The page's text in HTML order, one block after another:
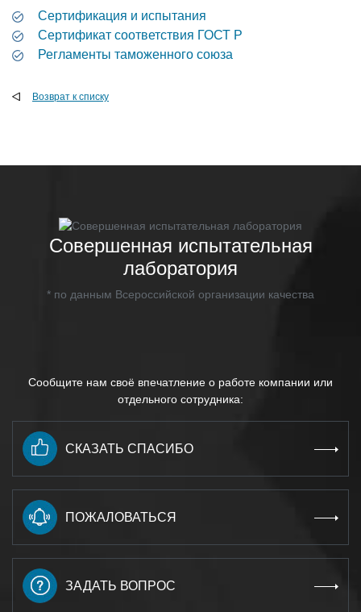
Сертификация и испытания
Cертификат соответствия ГОСТ Р
Регламенты таможенного союза
Возврат к списку
Совершенная испытательная
лаборатория
* по данным Всероссийской организации качества
Сообщите нам своё впечатление о работе компании или
отдельного сотрудника:
СКАЗАТЬ СПАСИБО
ПОЖАЛОВАТЬСЯ
ЗАДАТЬ ВОПРОС